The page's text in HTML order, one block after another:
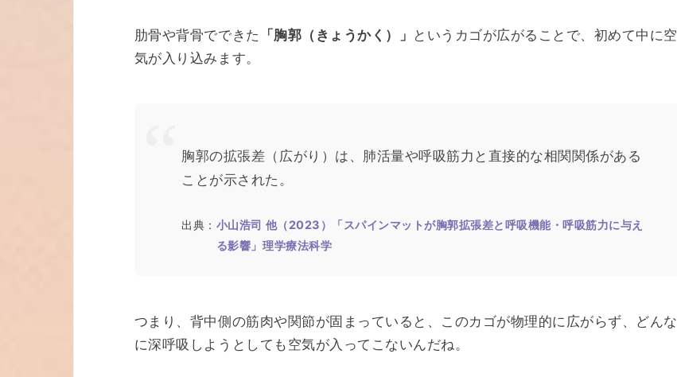
肋骨や背骨でできた 「胸郭（きょうかく）」 というカゴが広がることで、初めて中に空
気が入り込みます。
胸郭の拡張差（広がり）は、肺活量や呼吸筋力と直接的な相関関係がある
ことが示された。
出典： 小山浩司 他（2023）「スパインマットが胸郭拡張差と呼吸機能・呼吸筋力に与え
る影響」理学療法科学
つまり、背中側の筋肉や関節が固まっていると、このカゴが物理的に広がらず、どんな
に深呼吸しようとしても空気が入ってこないんだね。